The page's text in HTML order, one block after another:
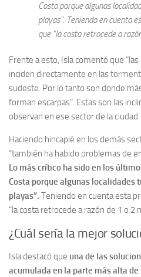
Costa porque algunas
playas”. Teniendo en cuenta
que “la costa retrocede a
Frente a esto, Isla comentó que
inciden directamente en las
sudeste. Por lo tanto son donde
forman escarpas”. Estas son las
observan en ese sector de la ciudad.
Haciendo hincapié en los demás
“también ha habido problemas de
Lo más crítico ha sido en los
Costa porque algunas localidades
playas”. Teniendo en cuenta esta
“la costa retrocede a razón de 1 o 2
¿Cuál sería la mejor
Isla destacó que una de las
acumulada en la parte más alta